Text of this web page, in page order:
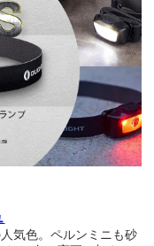
気色。ペルンミニも砂